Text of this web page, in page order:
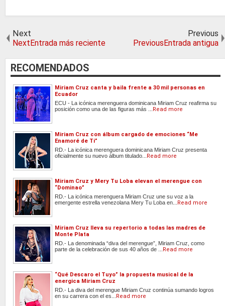
Next
NextEntrada más reciente
Previous
PreviousEntrada antigua
RECOMENDADOS
Miriam Cruz canta y baila frente a 30 mil personas en
Ecuador
ECU - La icónica merenguera dominicana Miriam Cruz reafirma su
posición como una de las figuras más ...
Read more
Miriam Cruz con álbum cargado de emociones “Me
Enamoré de Ti”
RD.- La icónica merenguera dominicana Miriam Cruz presenta
oficialmente su nuevo álbum titulado...
Read more
Miriam Cruz y Mery Tu Loba elevan el merengue con
“Dominao”
RD.- La icónica merenguera Miriam Cruz une su voz a la
emergente estrella venezolana Mery Tu Loba en...
Read more
Miriam Cruz lleva su repertorio a todas las madres de
Monte Plata
RD.- La denominada “diva del merengue”, Miriam Cruz, como
parte de la celebración de sus 40 años de ...
Read more
“Qué Descaro el Tuyo” la propuesta musical de la
energica Miriam Cruz
RD.- La diva del merengue Miriam Cruz continúa sumando logros
en su carrera con el es...
Read more